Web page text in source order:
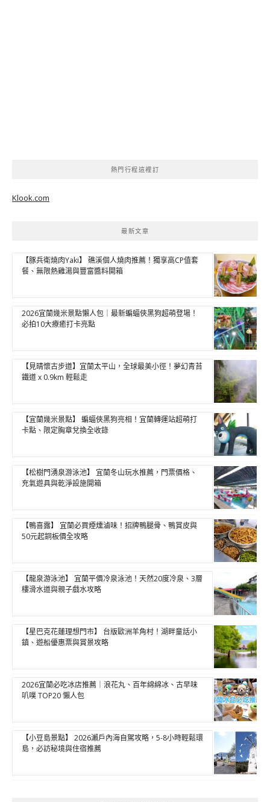
熱門行程這裡訂
Klook.com
最新文章
【豚兵衛燒肉Yaki】 礁溪個人燒肉推薦！獨享高CP值套
餐、無限熱雞湯與豐富醬料開箱
2026宜蘭幾米景點懶人包｜最新蝙蝠俠黑狗超萌登場！
必拍10大療癒打卡亮點
【見晴懷古步道】宜蘭太平山，全球最美小徑！夢幻青苔
鐵道 x 0.9km 輕鬆走
【宜蘭幾米景點】 蝙蝠俠黑狗亮相！宜蘭轉運站超萌打
卡點、限定胸章兌換全收錄
【松樹門湧泉游泳池】 宜蘭冬山玩水推薦，門票價格、
充氣遊具與乾淨設施開箱
【鴨喜露】 宜蘭必買煙燻滷味！招牌鴨腿骨、鴨賞皮與
50元起銅板價全攻略
【龍泉游泳池】 宜蘭平價冷泉泳池！天然20度冷泉、3層
樓滑水道與親子戲水攻略
【星巴克花蓮理想門市】 台版歐洲羊角村！湖畔童話小
鎮、遊船優惠票與賞景攻略
2026宜蘭必吃冰店推薦｜浪花丸、百年綿綿冰、古早味
叭噗 TOP20 懶人包
【小豆島景點】 2026瀨戶內海自駕攻略，5-8小時輕鬆環
島，必訪秘境與住宿推薦